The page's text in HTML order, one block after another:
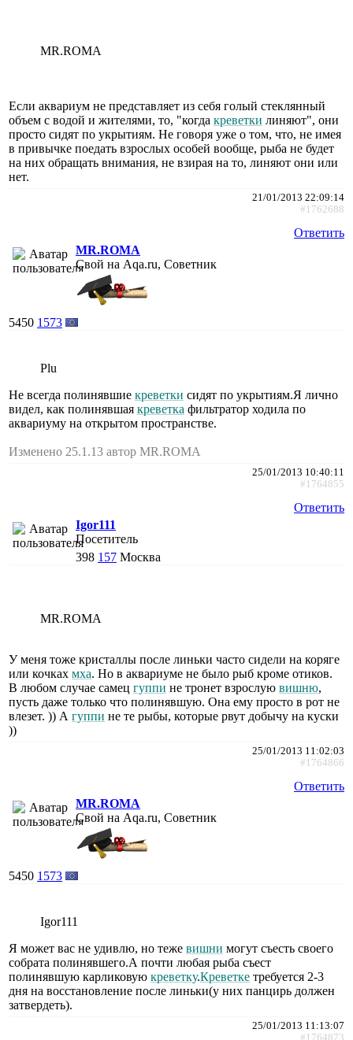
MR.ROMA
Если аквариум не представляет из себя голый стеклянный
объем с водой и жителями, то, "когда креветки линяют", они
просто сидят по укрытиям. Не говоря уже о том, что, не имея
в привычке поедать взрослых особей вообще, рыба не будет
на них обращать внимания, не взирая на то, линяют они или
нет.
21/01/2013 22:09:14
#1762688
Ответить
MR.ROMA
Свой на Aqa.ru, Советник
5450 1573
Plu
Не всегда полинявшие креветки сидят по укрытиям.Я лично
видел, как полинявшая креветка фильтратор ходила по
аквариуму на открытом пространстве.
Изменено 25.1.13 автор MR.ROMA
25/01/2013 10:40:11
#1764855
Ответить
Igor111
Посетитель
398 157 Москва
MR.ROMA
У меня тоже кристаллы после линьки часто сидели на коряге
или кочках мха. Но в аквариуме не было рыб кроме отиков.
В любом случае самец гуппи не тронет взрослую вишню,
пусть даже только что полинявшую. Она ему просто в рот не
влезет. )) А гуппи не те рыбы, которые рвут добычу на куски
))
25/01/2013 11:02:03
#1764866
Ответить
MR.ROMA
Свой на Aqa.ru, Советник
5450 1573
Igor111
Я может вас не удивлю, но теже вишни могут съесть своего
собрата полинявшего.А почти любая рыба съест
полинявшую карликовую креветку.Креветке требуется 2-3
дня на восстановление после линьки(у них панцирь должен
затвердеть).
25/01/2013 11:13:07
#1764873